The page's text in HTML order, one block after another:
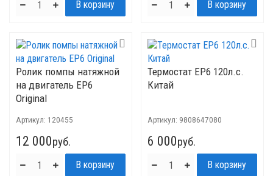
Ролик помпы натяжной
на двигатель EP6
Original
Артикул: 120455
12 000руб.
Термостат EP6 120л.с.
Китай
Артикул: 9808647080
6 000руб.